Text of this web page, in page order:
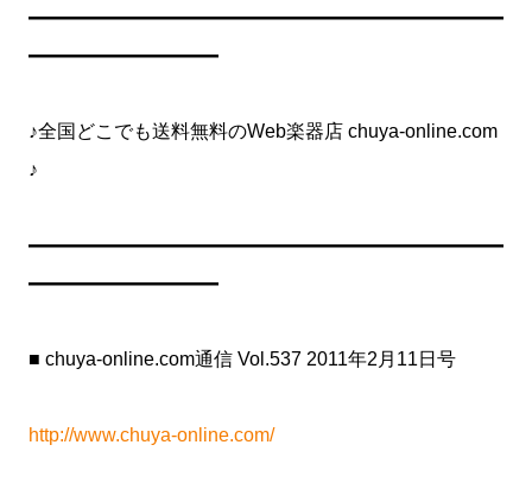
━━━━━━━━━━━━━━━━━━━━━━━━━
━━━━━━━━━━
♪全国どこでも送料無料のWeb楽器店 chuya-online.com
♪
━━━━━━━━━━━━━━━━━━━━━━━━━
━━━━━━━━━━
■ chuya-online.com通信 Vol.537 2011年2月11日号
http://www.chuya-online.com/